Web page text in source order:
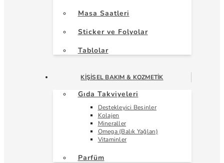
Masa Saatleri
Sticker ve Folyolar
Tablolar
KIŞISEL BAKIM & KOZMETIK
Gıda Takviyeleri
Destekleyici Besinler
Kolajen
Mineraller
Omega (Balık Yağları)
Vitaminler
Parfüm